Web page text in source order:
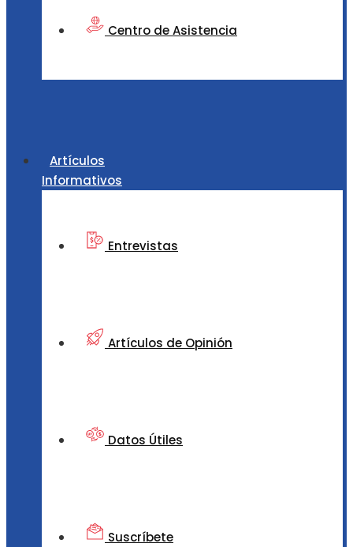
Centro de Asistencia
Artículos
Informativos
Entrevistas
Artículos de Opinión
Datos Útiles
Suscríbete